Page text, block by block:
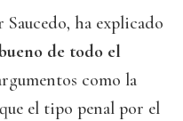
ha explicado
de todo el
como la
el tipo penal por el